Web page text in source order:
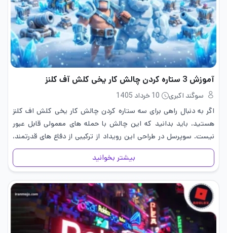
آموزش 3 ستاره کردن چالش کار یخی کلش آف کلنز
سوگند اکبری
10 خرداد 1405
اگر به دنبال راهی برای سه ستاره کردن چالش کار یخی کلش اف کلنز
هستید، باید بدانید که این چالش با حمله های معمولی قابل عبور
نیست. سوپرسل در طراحی این رویداد از ترکیبی از دفاع های قدرتمند،
چیدمان هوشمندانه…
بیشتر بخوانید